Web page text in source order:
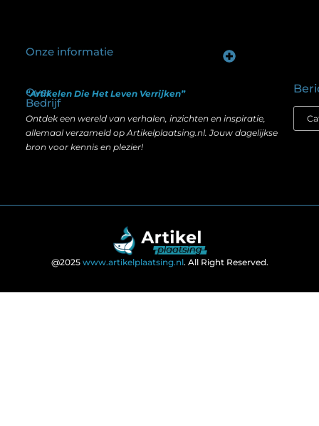
Over
Bedrijf
“Artikelen Die Het Leven Verrijken”
Ontdek een wereld van verhalen, inzichten en inspiratie,
allemaal verzameld op Artikelplaatsing.nl. Jouw dagelijkse
bron voor kennis en plezier!
Onze informatie
@2025 www.artikelplaatsing.nl. All Right Reserved.